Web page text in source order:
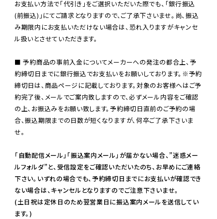
お支払い方法で「代引き」をご選択いただいた際でも、「銀行振込
(前振込)」にてご請求となりますので、ご了承下さいませ。尚、振込
み期限内にお支払いただけない場合は、恐れ入りますがキャンセ
ル扱いとさせていただきます。
■ 予約商品の事前入金についてメーカーへの発注の都合上、予
約締切日までに銀行振込でお支払いをお願いしております。※予約
締切日は、商品ページに記載しております。対象のお客様へはご予
約完了後、メールでご案内致しますので、必ずメール内容をご確認
の上、お振込みをお願い致します。予約締切日直前のご予約の場
合、振込期限までの日数が短くなりますが、何卒ご了承下さいま
せ。
「自動配信メール」「振込案内メール」が届かない場合、”迷惑メー
ルフォルダ”と、受信設定をご確認いただいたのち、お早めにご連絡
下さい。いずれの場合でも、予約締切日までにお支払いが確認でき
ない場合は、キャンセルとなりますのでご注意下さいませ。
(土日祝は定休日のため翌営業日に振込案内メールを送信してい
ます。)